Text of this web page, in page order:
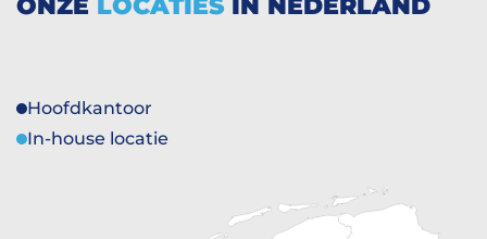
Hoofdkantoor
In-house locatie